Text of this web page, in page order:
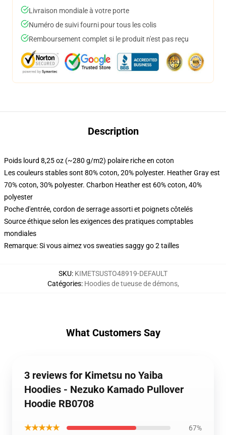
Livraison mondiale à votre porte
Numéro de suivi fourni pour tous les colis
Remboursement complet si le produit n'est pas reçu
Description
Poids lourd 8,25 oz (~280 g/m2) polaire riche en coton
Les couleurs stables sont 80% coton, 20% polyester. Heather Gray est
70% coton, 30% polyester. Charbon Heather est 60% coton, 40%
polyester
Poche d'entrée, cordon de serrage assorti et poignets côtelés
Source éthique selon les exigences des pratiques comptables
mondiales
Remarque: Si vous aimez vos sweaties saggy go 2 tailles
SKU: KIMETSUSTO48919-DEFAULT
Catégories: Hoodies de tueuse de démons,
What Customers Say
3 reviews for Kimetsu no Yaiba
Hoodies - Nezuko Kamado Pullover
Hoodie RB0708
★★★★★ 67%